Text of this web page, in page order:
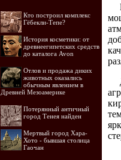
Кто построил комплекс
Гёбекли-Тепе?
История косметики: от
древнеегипетских средств
до каталога Avon
Отлов и продажа диких
животных оказались
обычным явлением в
Древней Мезоамерике
Потерянный античный
город Тенея найден
Мертвый город Хара-
Хото - бывшая столица
Гаочан